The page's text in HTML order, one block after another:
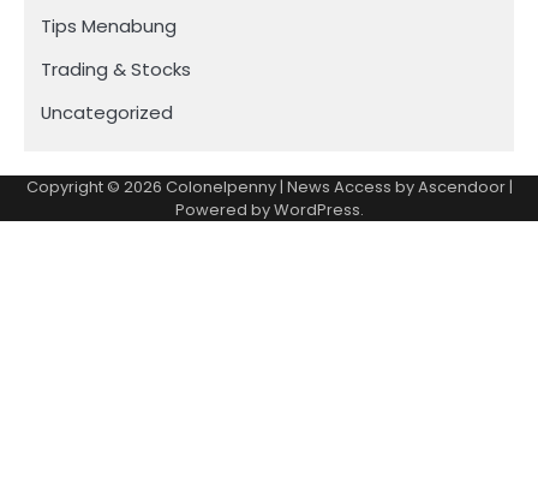
Tips Menabung
Trading & Stocks
Uncategorized
Copyright © 2026 Colonelpenny| News Access byAscendoor|
Powered byWordPress.